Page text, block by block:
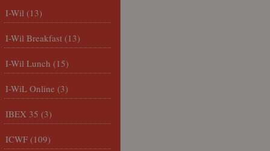
I-Wil (13)
I-Wil Breakfast (13)
I-Wil Lunch (15)
I-WiL Online (3)
IBEX 35 (3)
ICWF (109)